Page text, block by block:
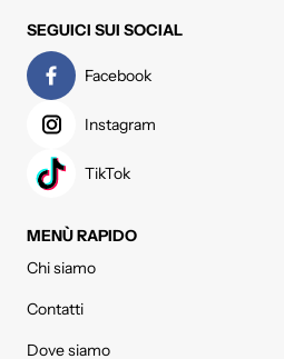
SEGUICI SUI SOCIAL
Facebook
Instagram
TikTok
MENÙ RAPIDO
Chi siamo
Contatti
Dove siamo